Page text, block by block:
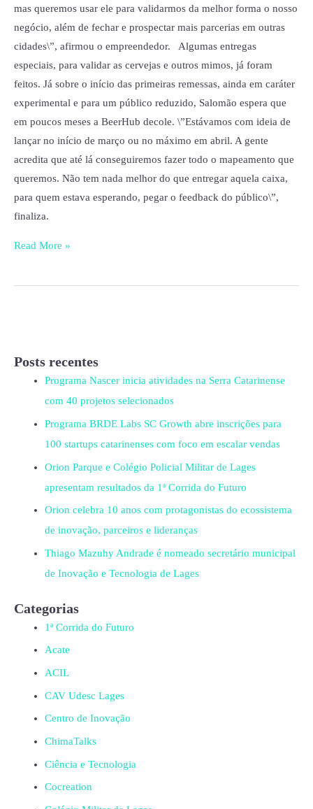
mas queremos usar ele para validarmos da melhor forma o nosso
negócio, além de fechar e prospectar mais parcerias em outras
cidades\”, afirmou o empreendedor. Algumas entregas
especiais, para validar as cervejas e outros mimos, já foram
feitos. Já sobre o início das primeiras remessas, ainda em caráter
experimental e para um público reduzido, Salomão espera que
em poucos meses a BeerHub decole. \”Estávamos com ideia de
lançar no início de março ou no máximo em abril. A gente
acredita que até lá conseguiremos fazer todo o mapeamento que
queremos. Não tem nada melhor do que entregar aquela caixa,
para quem estava esperando, pegar o feedback do público\”,
finaliza.
Read More »
Posts recentes
Programa Nascer inicia atividades na Serra Catarinense
com 40 projetos selecionados
Programa BRDE Labs SC Growth abre inscrições para
100 startups catarinenses com foco em escalar vendas
Orion Parque e Colégio Policial Militar de Lages
apresentam resultados da 1ª Corrida do Futuro
Orion celebra 10 anos com protagonistas do ecossistema
de inovação, parceiros e lideranças
Thiago Mazuhy Andrade é nomeado secretário municipal
de Inovação e Tecnologia de Lages
Categorias
1ª Corrida do Futuro
Acate
ACIL
CAV Udesc Lages
Centro de Inovação
ChimaTalks
Ciência e Tecnologia
Cocreation